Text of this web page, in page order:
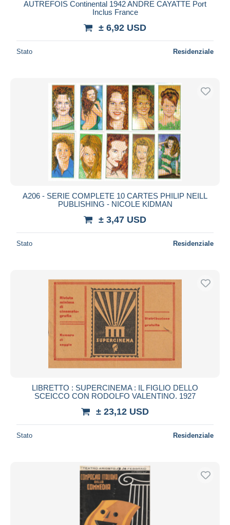
AUTREFOIS Continental 1942 ANDRE CAYATTE Port
Inclus France
± 6,92 USD
Stato Residenziale
A206 - SERIE COMPLETE 10 CARTES PHILIP NEILL
PUBLISHING - NICOLE KIDMAN
± 3,47 USD
Stato Residenziale
LIBRETTO : SUPERCINEMA : IL FIGLIO DELLO
SCEICCO CON RODOLFO VALENTINO. 1927
± 23,12 USD
Stato Residenziale